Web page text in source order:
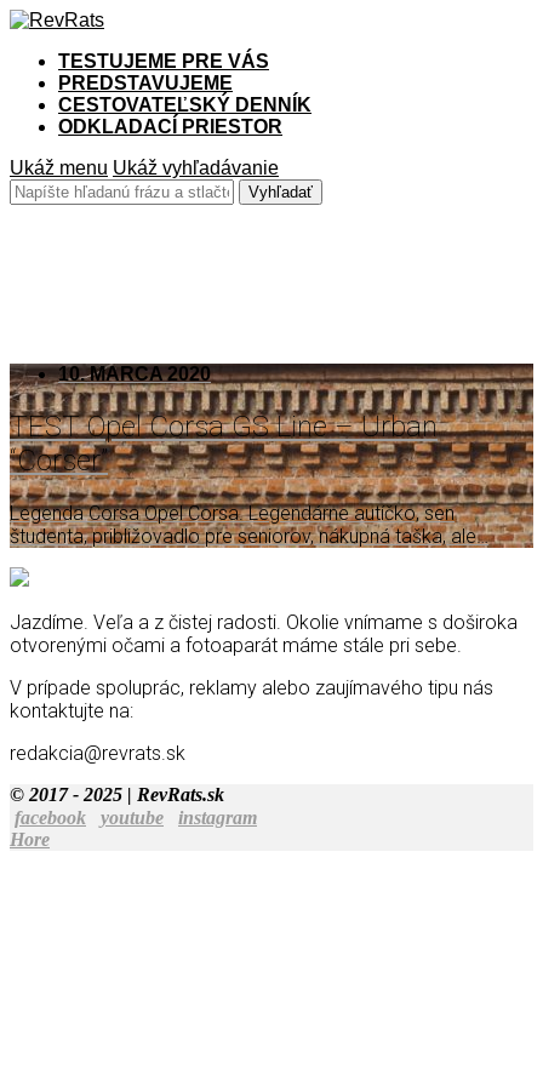
TESTUJEME PRE VÁS
PREDSTAVUJEME
CESTOVATEĽSKÝ DENNÍK
ODKLADACÍ PRIESTOR
Ukáž menu Ukáž vyhľadávanie
10. MARCA 2020
TEST Opel Corsa GS Line – Urban
“Corser”
Legenda Corsa Opel Corsa. Legendárne autíčko, sen
študenta, približovadlo pre seniorov, nákupná taška, ale…
Jazdíme. Veľa a z čistej radosti. Okolie vnímame s doširoka
otvorenými očami a fotoaparát máme stále pri sebe.
V prípade spoluprác, reklamy alebo zaujímavého tipu nás
kontaktujte na:
redakcia@revrats.sk
© 2017 - 2025 | RevRats.sk
facebook
youtube
instagram
Hore